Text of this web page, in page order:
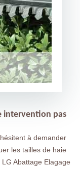
intervention pas
à demander
les tailles de haie
Abattage Elagage